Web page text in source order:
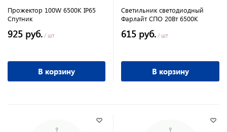
Прожектор 100W 6500К IP65
Спутник
925 руб. / шт
В корзину
Светильник светодиодный
Фарлайт СПО 20Вт 6500К
615 руб. / шт
В корзину